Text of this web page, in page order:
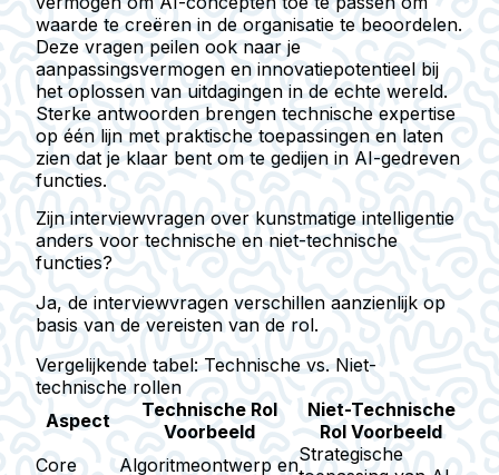
waarde te creëren in de organisatie te beoordelen.
Deze vragen peilen ook naar je
aanpassingsvermogen en innovatiepotentieel bij
het oplossen van uitdagingen in de echte wereld.
Sterke antwoorden brengen technische expertise
op één lijn met praktische toepassingen en laten
zien dat je klaar bent om te gedijen in AI-gedreven
functies.
Zijn interviewvragen over kunstmatige intelligentie
anders voor technische en niet-technische
functies?
Ja, de interviewvragen verschillen aanzienlijk op
basis van de vereisten van de rol.
Vergelijkende tabel: Technische vs. Niet-
technische rollen
Aspect
Technische Rol
Voorbeeld
Niet-Technische
Rol Voorbeeld
Core
Algoritmeontwerp enStrategische